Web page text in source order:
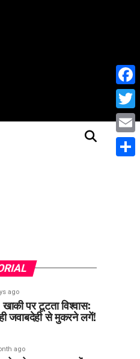
ago
पर टूटता विश्वास:
जवाबदेही से मुकरने लगें!
ago
Email